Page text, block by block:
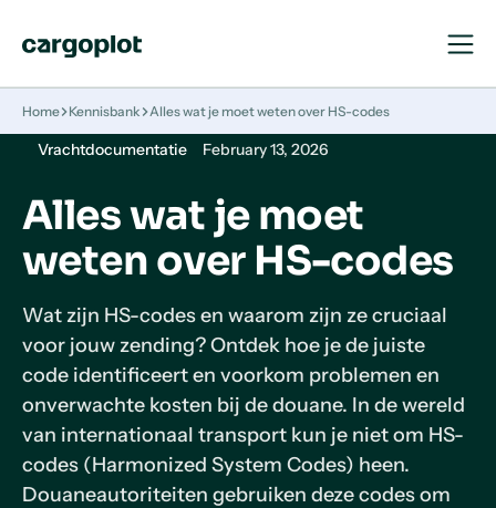
Open
Close
Home Kennisbank Alles wat je moet weten over HS-codes
Vrachtdocumentatie February 13, 2026
Alles wat je moet
weten over HS-codes
Wat zijn HS-codes en waarom zijn ze cruciaal
voor jouw zending? Ontdek hoe je de juiste
code identificeert en voorkom problemen en
onverwachte kosten bij de douane. In de wereld
van internationaal transport kun je niet om HS-
codes (Harmonized System Codes) heen.
Douaneautoriteiten gebruiken deze codes om